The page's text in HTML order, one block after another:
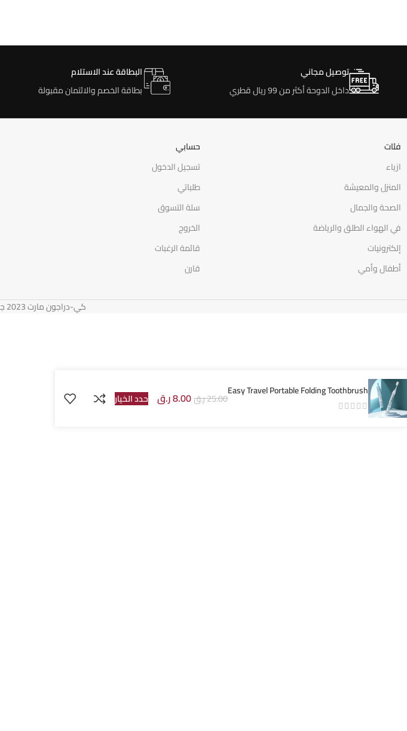
توصيل مجاني
داخل الدوحة أكثر من 99 ريال قطري
البطاقة عند الاستلام
بطاقة الخصم والائتمان مقبولة
فئات
ازياء
المنزل والمعيشة
الصحة والجمال
في الهواء الطلق والرياضة
إلكترونيات
أطفال وأمي
حسابي
تسجيل الدخول
طلباتي
سلة التسوق
الخروج
قائمة الرغبات
قارن
كي-دراجون مارت 2023 جميع الحقوق محفوظة
Easy Travel Portable Folding Toothbrush
25.00ر.ق8.00ر.ق حدد الخيار